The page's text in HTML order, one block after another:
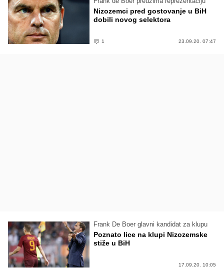
Nizozemci pred gostovanje u BiH
dobili novog selektora
1 23.09.20. 07:47
Frank De Boer glavni kandidat za klupu
Poznato lice na klupi Nizozemske
stiže u BiH
17.09.20. 10:05